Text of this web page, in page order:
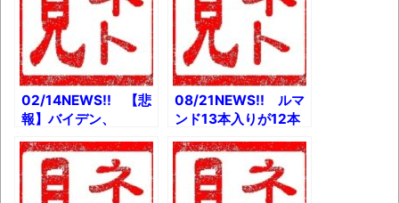
02/14NEWS!! 【悲
報】バイデン、
TikTokを始めると
か 深田えいみさん、
追徴課税8000万円と
か 藤本タツキ『ルッ
08/21NEWS!! ルマ
ンド13本入りが12本
に ブルボン5商品で
内容量減とか NHK
のど自慢で81歳の女
性が倒れ込む放送事故